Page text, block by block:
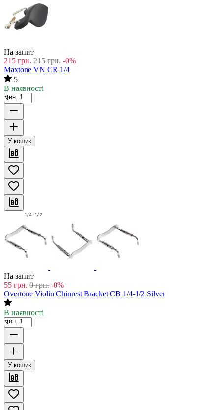
На запит
215 грн. 215 грн. -0%
Maxtone VN CR 1/4
5
В наявності
мин. 1
У кошик
На запит
55 грн. 0 грн. -0%
Overtone Violin Chinrest Bracket CB 1/4-1/2 Silver
В наявності
мин. 1
У кошик